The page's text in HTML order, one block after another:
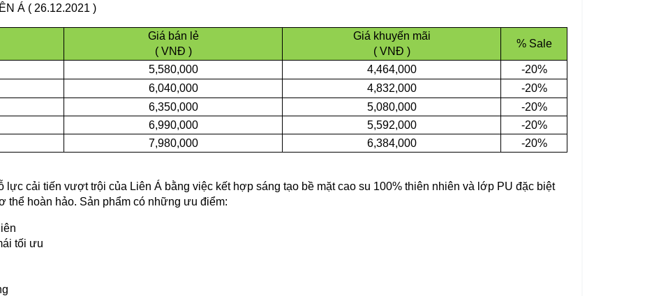
Á ( 26.12.2021 )
Giá bán lẻ
( VNĐ )
Giá khuyến mãi
( VNĐ )
% Sale
5,580,000 4,464,000
-20%
6,040,000 4,832,000
-20%
6,350,000 5,080,000
-20%
6,990,000 5,592,000
-20%
7,980,000 6,384,000 -20%
lực cải tiến vượt trội của Liên Á bằng việc kết hợp sáng tạo bề mặt cao su 100% thiên nhiên và lớp PU đặc biệt
thể hoàn hảo. Sản phẩm có những ưu điểm:
tối ưu